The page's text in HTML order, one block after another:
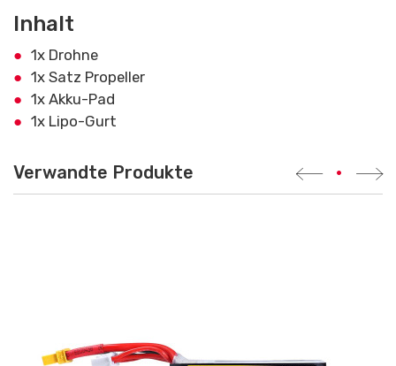
Inhalt
1x Drohne
1x Satz Propeller
1x Akku-Pad
1x Lipo-Gurt
Verwandte Produkte •